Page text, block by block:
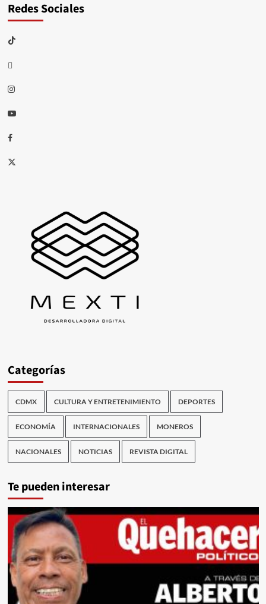
Redes Sociales
TikTok
threads
Instagram
Youtube
Facebook
X
Categorías
CDMX CULTURA Y ENTRETENIMIENTO DEPORTES
ECONOMÍA INTERNACIONALES MONEROS
NACIONALES NOTICIAS REVISTA DIGITAL
Te pueden interesar